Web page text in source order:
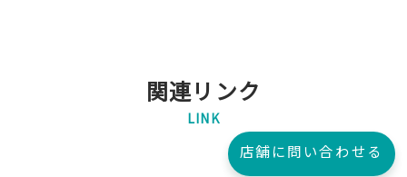
関連リンク
LINK
店舗に問い合わせる